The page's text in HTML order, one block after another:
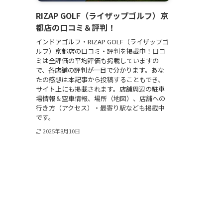
RIZAP GOLF（ライザップゴルフ）京
都店の口コミ＆評判！
インドアゴルフ・RIZAP GOLF（ライザップゴ
ルフ）京都店の口コミ・評判を掲載中！口コ
ミは全評価の平均評価も掲載していますの
で、各店舗の評判が一目で分かります。あな
たの感想は本記事から投稿することもでき、
サイト上にも掲載されます。店舗周辺の駐車
場情報＆空車情報、場所（地図）、店舗への
行き方（アクセス）・最寄り駅なども掲載中
です。
2025年8月10日